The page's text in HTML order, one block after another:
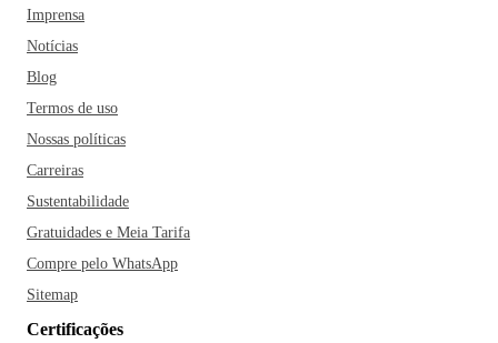
Imprensa
Notícias
Blog
Termos de uso
Nossas políticas
Carreiras
Sustentabilidade
Gratuidades e Meia Tarifa
Compre pelo WhatsApp
Sitemap
Certificações